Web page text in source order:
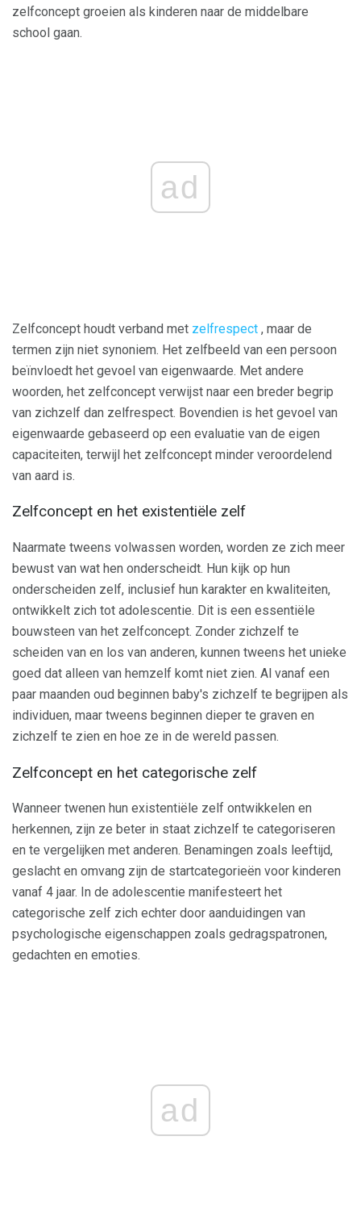
zelfconcept groeien als kinderen naar de middelbare
school gaan.
ad
Zelfconcept houdt verband met zelfrespect , maar de
termen zijn niet synoniem. Het zelfbeeld van een persoon
beïnvloedt het gevoel van eigenwaarde. Met andere
woorden, het zelfconcept verwijst naar een breder begrip
van zichzelf dan zelfrespect. Bovendien is het gevoel van
eigenwaarde gebaseerd op een evaluatie van de eigen
capaciteiten, terwijl het zelfconcept minder veroordelend
van aard is.
Zelfconcept en het existentiële zelf
Naarmate tweens volwassen worden, worden ze zich meer
bewust van wat hen onderscheidt. Hun kijk op hun
onderscheiden zelf, inclusief hun karakter en kwaliteiten,
ontwikkelt zich tot adolescentie. Dit is een essentiële
bouwsteen van het zelfconcept. Zonder zichzelf te
scheiden van en los van anderen, kunnen tweens het unieke
goed dat alleen van hemzelf komt niet zien. Al vanaf een
paar maanden oud beginnen baby's zichzelf te begrijpen als
individuen, maar tweens beginnen dieper te graven en
zichzelf te zien en hoe ze in de wereld passen.
Zelfconcept en het categorische zelf
Wanneer twenen hun existentiële zelf ontwikkelen en
herkennen, zijn ze beter in staat zichzelf te categoriseren
en te vergelijken met anderen. Benamingen zoals leeftijd,
geslacht en omvang zijn de startcategorieën voor kinderen
vanaf 4 jaar. In de adolescentie manifesteert het
categorische zelf zich echter door aanduidingen van
psychologische eigenschappen zoals gedragspatronen,
gedachten en emoties.
ad